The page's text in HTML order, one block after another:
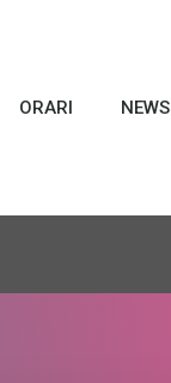
ORARI NEWS